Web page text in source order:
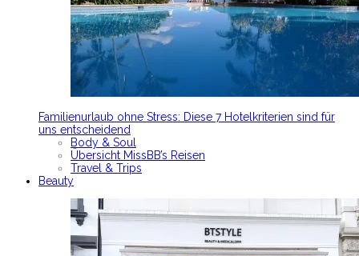
Familienurlaub ohne Stress: Diese 7 Hotelkriterien sind für
uns entscheidend
Body & Soul
Übersicht MissBB’s Reisen
Travel & Trips
Beauty